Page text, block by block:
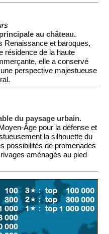
au château.
Renaissance et baroques,
résidence de la haute
elle a conservé
perspective majestueuse
du paysage urbain.
Âge pour la défense et
la silhouette du
possibilités de promenades
aménagés au pied